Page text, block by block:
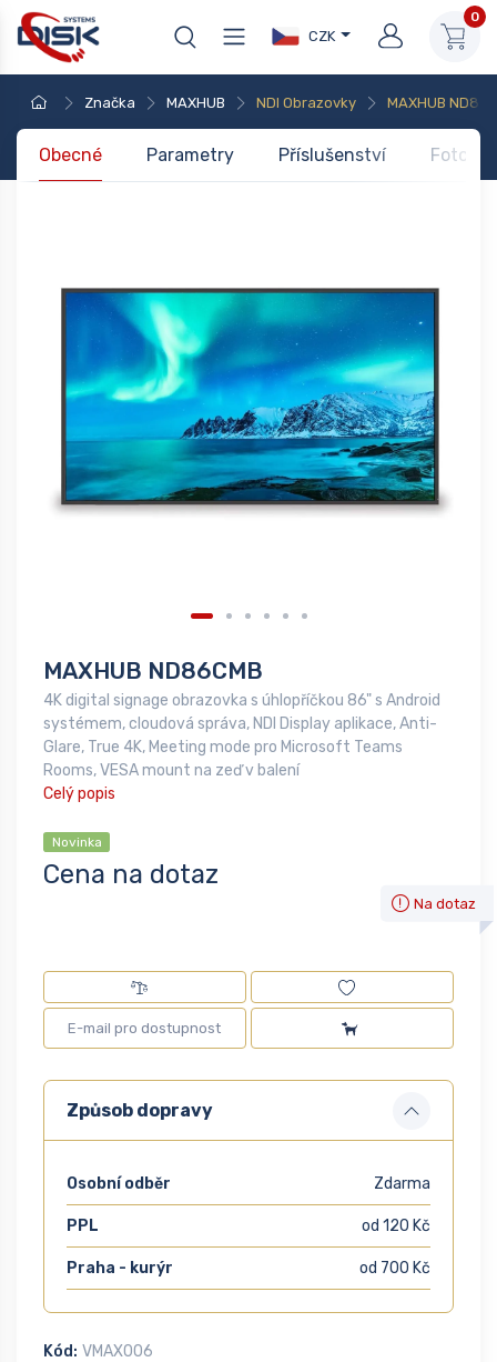
CZK
0
Značka MAXHUB NDI Obrazovky MAXHUB
Obecné Parametry Příslušenství Foto
MAXHUB ND86CMB
4K digital signage obrazovka s úhlopříčkou 86" s Android
systémem, cloudová správa, NDI Display aplikace, Anti-
Glare, True 4K, Meeting mode pro Microsoft Teams
Rooms, VESA mount na zeď v balení
Celý popis
Novinka
Cena na dotaz
Na dotaz
Způsob dopravy
Osobní odběr Zdarma
PPL od 120 Kč
Praha - kurýr od 700 Kč
Kód: VMAX006